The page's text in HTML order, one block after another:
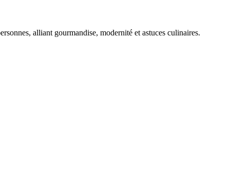
alliant gourmandise, modernité et astuces culinaires.